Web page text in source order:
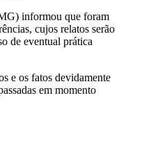
informou que foram
cujos relatos serão
de eventual prática
e os fatos devidamente
em momento